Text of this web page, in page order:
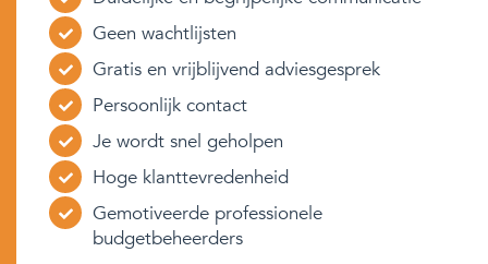
Geen wachtlijsten
Gratis en vrijblijvend adviesgesprek
Persoonlijk contact
Je wordt snel geholpen
Hoge klanttevredenheid
Gemotiveerde professionele
budgetbeheerders